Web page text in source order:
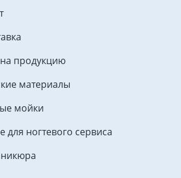
продукцию
материалы
мойки
для ногтевого сервиса